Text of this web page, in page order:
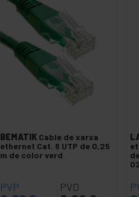
BEMATIK Cable de xarxa
ethernet Cat. 6 UTP de 0,25
m de color verd
PVP PVD